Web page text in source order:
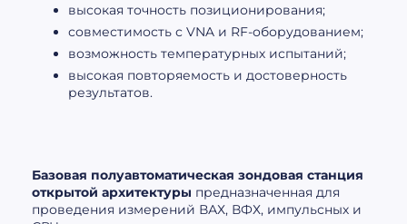
высокая точность позиционирования;
совместимость с VNA и RF-оборудованием;
возможность температурных испытаний;
высокая повторяемость и достоверность
результатов.
Базовая полуавтоматическая зондовая станция
открытой архитектуры предназначенная для
проведения измерений ВАХ, ВФХ, импульсных и